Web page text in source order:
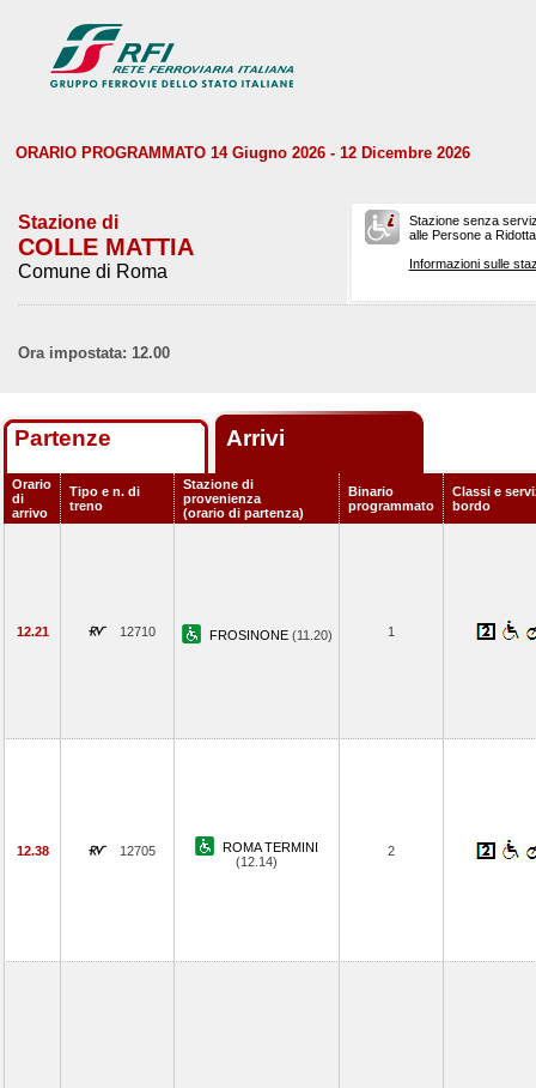
ORARIO PROGRAMMATO 14 Giugno 2026 - 12 Dicembre 2026
Stazione di
COLLE MATTIA
Comune di Roma
Stazione senza
alle Persone a
Informazioni sulle
Ora impostata: 12.00
Partenze Arrivi
Orario
di
arrivo
Tipo e n. di
treno
Stazione di
provenienza
(orario di partenza)
Binario
programmato
Classi e
bordo
12.21 12710 FROSINONE (11.20) 1
12.38 12705
ROMA TERMINI
(12.14)
2